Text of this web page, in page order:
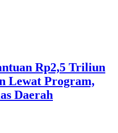
Rp2,5 Triliun
Lewat Program,
Daerah